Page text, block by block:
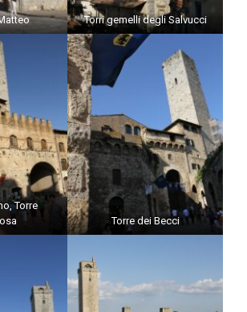
Torri gemelli degli Salvucci
Torre
Torre dei Becci